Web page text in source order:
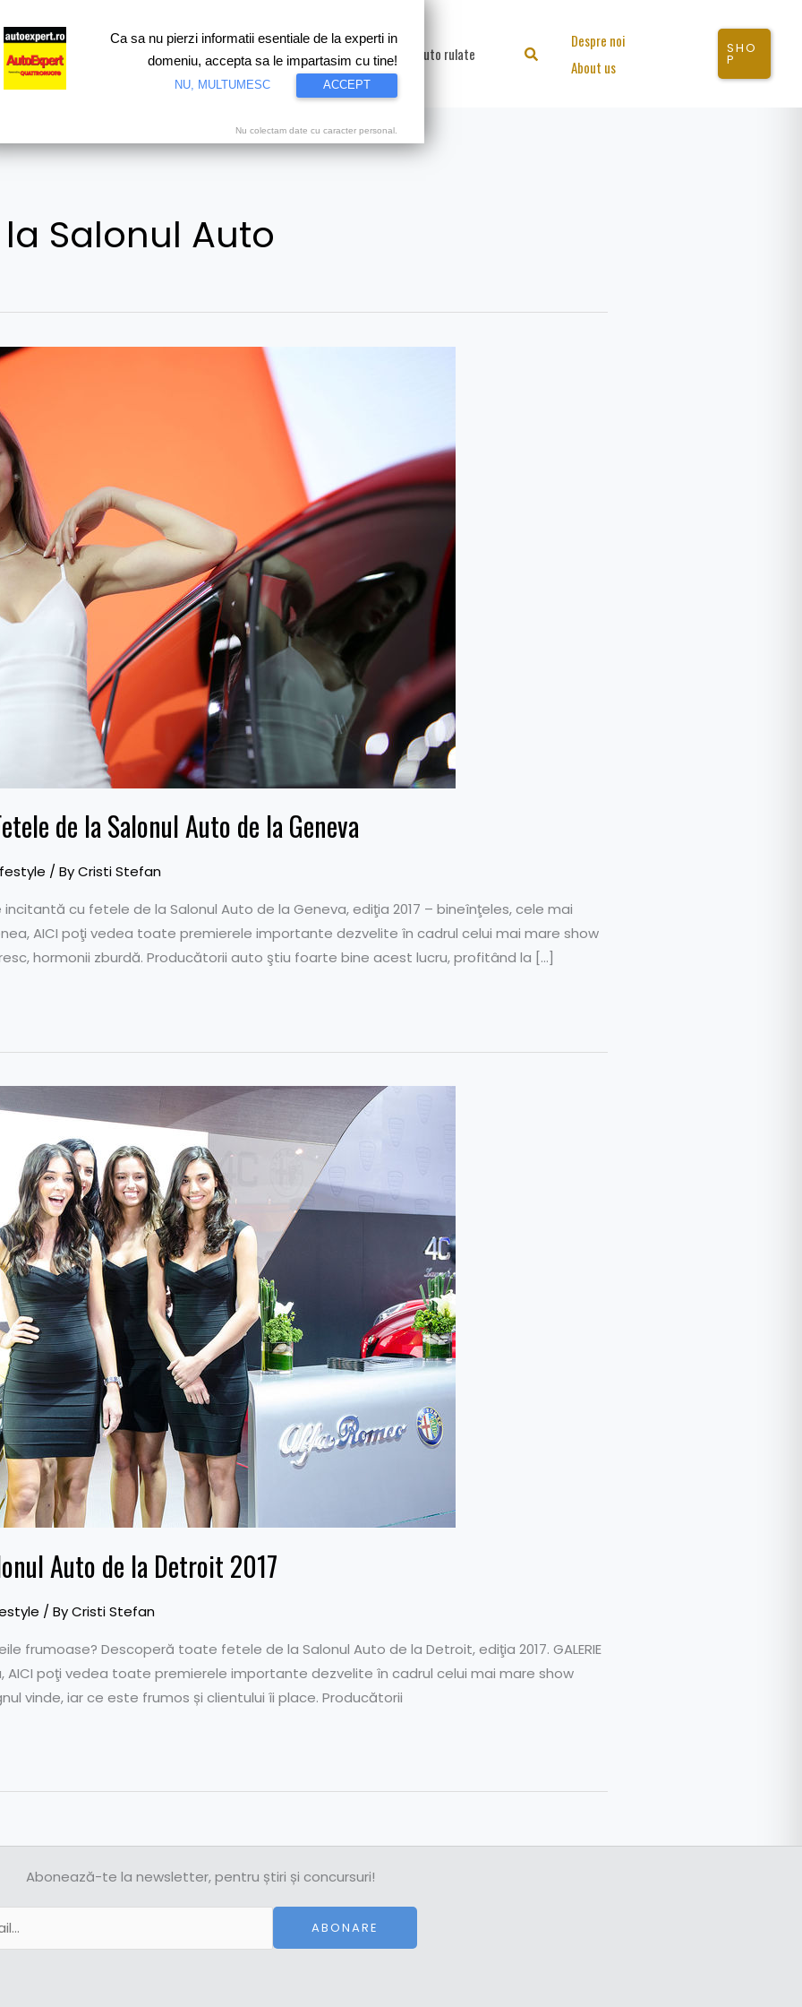
Test drive Motorsport Proiecte speciale Video Auto rulate Search
Despre noi
About us
SHO
P
Salonul Auto
de la Salonul Auto de la Geneva
/ ByCristi Stefan
cu fetele de la Salonul Auto de la Geneva, ediţia 2017 – bineînţeles, cele mai
AICI poţi vedea toate premierele importante dezvelite în cadrul celui mai mare show
hormonii zburdă. Producătorii auto ştiu foarte bine acest lucru, profitând la […]
Auto de la Detroit 2017
/ ByCristi Stefan
frumoase? Descoperă toate fetele de la Salonul Auto de la Detroit, ediţia 2017. GALERIE
AICI poţi vedea toate premierele importante dezvelite în cadrul celui mai mare show
vinde, iar ce este frumos și clientului îi place. Producătorii
Abonează-te la newsletter, pentru știri și concursuri!
ABONARE
Ca sa nu pierzi informatii esentiale de la experti in
domeniu, accepta sa le impartasim cu tine!
NU, MULTUMESC ACCEPT
Nu colectam date cu caracter personal.